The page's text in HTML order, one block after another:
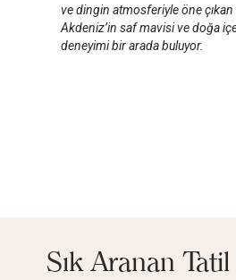
ve dingin atmosferiyle öne çıkan
Akdeniz’in saf mavisi ve doğa
deneyimi bir arada buluyor.
Sık Aranan